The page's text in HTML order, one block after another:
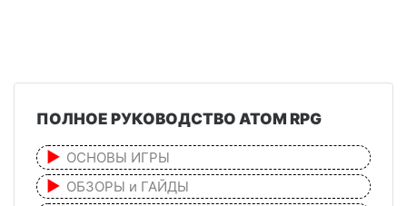
ПОЛНОЕ РУКОВОДСТВО ATOM RPG
ОСНОВЫ ИГРЫ
ОБЗОРЫ и ГАЙДЫ